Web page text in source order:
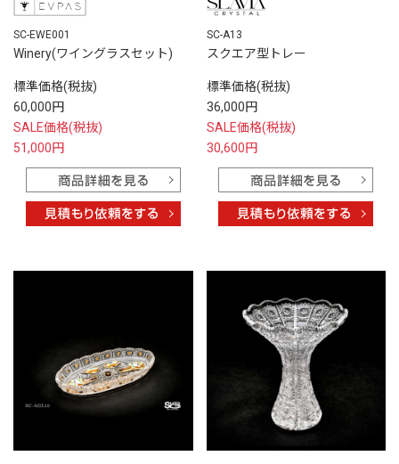
SC-EWE001
Winery(ワイングラスセット)
標準価格(税抜)
60,000円
SALE価格(税抜)
51,000円
SC-A13
スクエア型トレー
標準価格(税抜)
36,000円
SALE価格(税抜)
30,600円